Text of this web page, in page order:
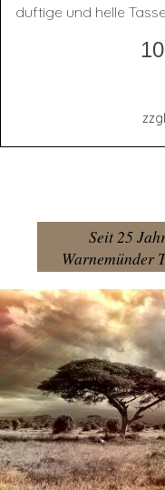
duftige und helle
Seit 25
Warnemünder